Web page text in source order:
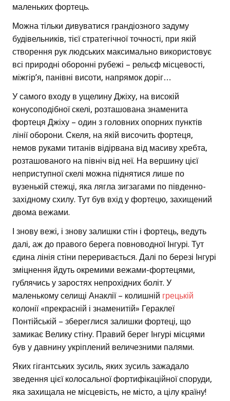
маленьких фортець.
Можна тільки дивуватися грандіозного задуму
будівельників, тієї стратегічної точності, при якій
створення рук людських максимально використовує
всі природні оборонні рубежі – рельєф місцевості,
міжгір’я, панівні висоти, напрямок доріг…
У самого входу в ущелину Джіху, на високій
конусоподібної скелі, розташована знаменита
фортеця Джіху – один з головних опорних пунктів
лінії оборони. Скеля, на якій височить фортеця,
немов руками титанів відірвана від масиву хребта,
розташованого на північ від неї. На вершину цієї
неприступної скелі можна піднятися лише по
вузенькій стежці, яка лягла зигзагами по південно-
західному схилу. Тут був вхід у фортецю, захищений
двома вежами.
І знову вежі, і знову залишки стін і фортець, ведуть
далі, аж до правого берега повноводної Інгурі. Тут
єдина лінія стіни переривається. Далі по березі Інгурі
зміцнення йдуть окремими вежами-фортецями,
гублячись у заростях непрохідних боліт. У
маленькому селищі Анаклії – колишній грецькій
колонії «прекрасній і знаменитій» Гераклеї
Понтійській – збереглися залишки фортеці, що
замикає Велику стіну. Правий берег Інгурі місцями
був у давнину укріплений величезними палями.
Яких гігантських зусиль, яких зусиль зажадало
зведення цієї колосальної фортифікаційної споруди,
яка захищала не місцевість, не місто, а цілу країну!